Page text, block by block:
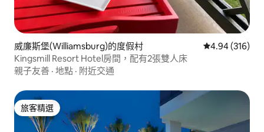
威廉斯堡(Williamsburg)的度假村 從 316 則評價
4.94 (316)
Kingsmill Resort Hotel房間，配有2張雙人床
親子友善 · 地點 · 附近交通
旅客精選
旅客精選